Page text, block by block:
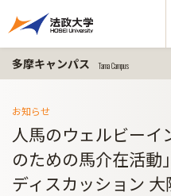
多摩キャンパス Tama Campus
お知らせ
人馬のウェルビーイ
のための馬介在活動
ディスカッション